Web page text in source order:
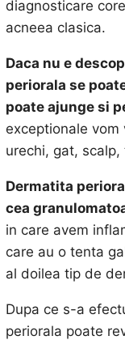
diagnosticare
acneea clasica.
Daca nu e
periorala se
poate ajunge si
exceptionale
urechi, gat,
Dermatita
cea
in care avem
care au o tenta
al doilea tip de
Dupa ce s-a
periorala poate